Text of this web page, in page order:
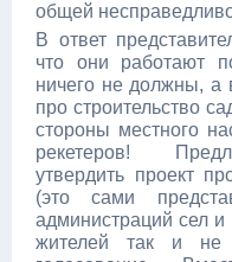
общей
В ответ
что они работают
ничего не должны, а
про строительство
стороны местного
рекетеров!
утвердить проект
(это сами
администраций сел
жителей так и не